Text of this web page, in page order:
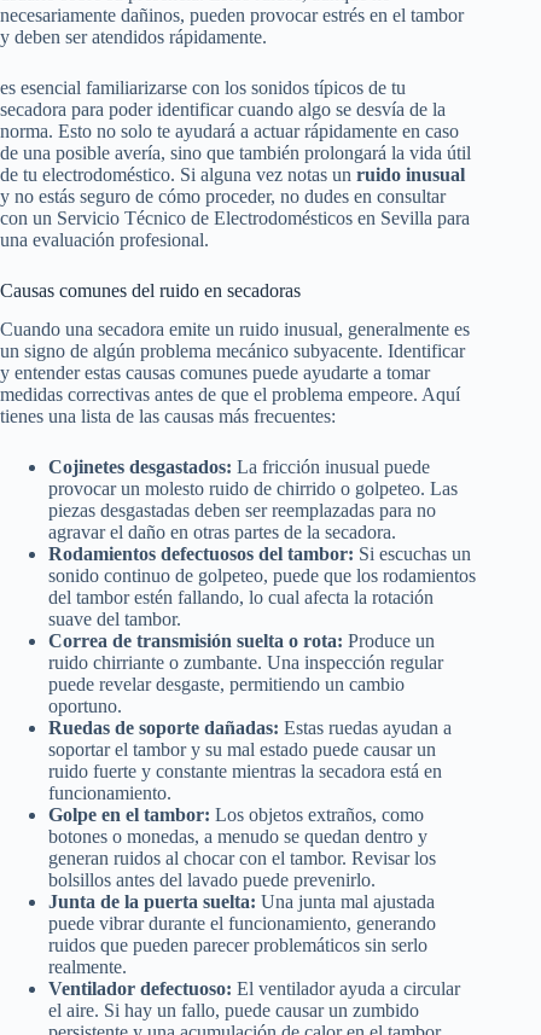
necesariamente dañinos, pueden provocar estrés en el tambor
y deben ser atendidos rápidamente.
es esencial familiarizarse con los sonidos típicos de tu
secadora para poder identificar cuando algo se desvía de la
norma. Esto no solo te ayudará a actuar rápidamente en caso
de una posible avería, sino que también prolongará la vida útil
de tu electrodoméstico. Si alguna vez notas un ruido inusual
y no estás seguro de cómo proceder, no dudes en consultar
con un Servicio Técnico de Electrodomésticos en Sevilla para
una evaluación profesional.
Causas comunes del ruido en secadoras
Cuando una secadora emite un ruido inusual, generalmente es
un signo de algún problema mecánico subyacente. Identificar
y entender estas causas comunes puede ayudarte a tomar
medidas correctivas antes de que el problema empeore. Aquí
tienes una lista de las causas más frecuentes:
Cojinetes desgastados: La fricción inusual puede
provocar un molesto ruido de chirrido o golpeteo. Las
piezas desgastadas deben ser reemplazadas para no
agravar el daño en otras partes de la secadora.
Rodamientos defectuosos del tambor: Si escuchas un
sonido continuo de golpeteo, puede que los rodamientos
del tambor estén fallando, lo cual afecta la rotación
suave del tambor.
Correa de transmisión suelta o rota: Produce un
ruido chirriante o zumbante. Una inspección regular
puede revelar desgaste, permitiendo un cambio
oportuno.
Ruedas de soporte dañadas: Estas ruedas ayudan a
soportar el tambor y su mal estado puede causar un
ruido fuerte y constante mientras la secadora está en
funcionamiento.
Golpe en el tambor: Los objetos extraños, como
botones o monedas, a menudo se quedan dentro y
generan ruidos al chocar con el tambor. Revisar los
bolsillos antes del lavado puede prevenirlo.
Junta de la puerta suelta: Una junta mal ajustada
puede vibrar durante el funcionamiento, generando
ruidos que pueden parecer problemáticos sin serlo
realmente.
Ventilador defectuoso: El ventilador ayuda a circular
el aire. Si hay un fallo, puede causar un zumbido